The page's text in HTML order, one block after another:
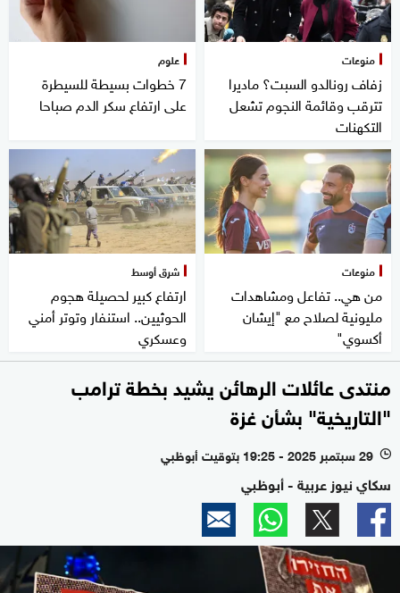
منوعات
زفاف رونالدو السبت؟ ماديرا
تترقب وقائمة النجوم تشعل
التكهنات
علوم
7 خطوات بسيطة للسيطرة
على ارتفاع سكر الدم صباحا
منوعات
من هي.. تفاعل ومشاهدات
مليونية لصلاح مع "إيشان
أكسوي"
شرق أوسط
ارتفاع كبير لحصيلة هجوم
الحوثيين.. استنفار وتوتر أمني
وعسكري
منتدى عائلات الرهائن يشيد بخطة ترامب
"التاريخية" بشأن غزة
l 29 سبتمبر 2025 - 19:25 بتوقيت أبوظبي
سكاي نيوز عربية - أبوظبي